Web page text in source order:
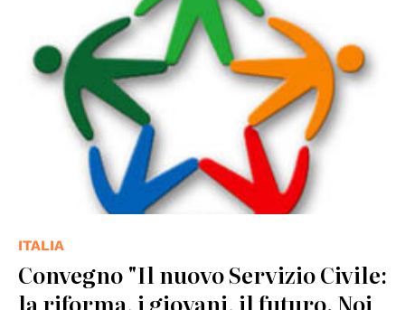
ITALIA
Convegno "Il nuovo Servizio Civile:
la riforma, i giovani, il futuro. Noi